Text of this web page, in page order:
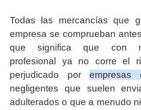
Todas las mercancías que
empresa se comprueban
que significa que con
profesional ya no corre el
perjudicado por empresas
negligentes que suelen
adulterados o que a menudo